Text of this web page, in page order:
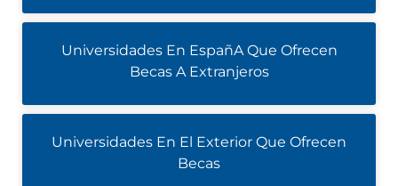
Universidades En EspañA Que Ofrecen
Becas A Extranjeros
Universidades En El Exterior Que Ofrecen
Becas